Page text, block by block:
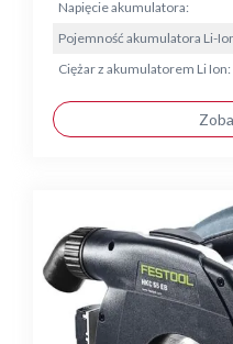
Napięcie akumulatora:
Pojemność akumulatora Li-
Ciężar z akumulatorem Li Ion: